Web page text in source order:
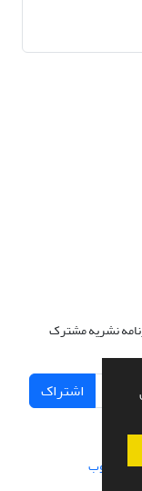
نشریه مشترک
اشتراک
سیناوب